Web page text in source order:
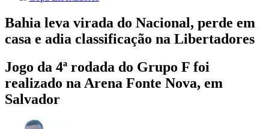
Bahia leva virada do Nacional, perde em
casa e adia classificação na Libertadores
Jogo da 4ª rodada do Grupo F foi
realizado na Arena Fonte Nova, em
Salvador